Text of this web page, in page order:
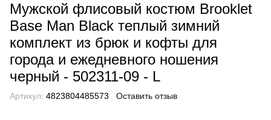
Мужской флисовый костюм Brooklet
Base Man Black теплый зимний
комплект из брюк и кофты для
города и ежедневного ношения
черный - 502311-09 - L
Артикул: 4823804485573 Оставить отзыв